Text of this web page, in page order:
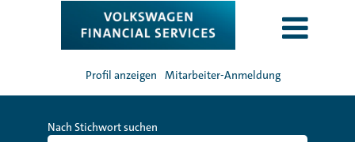
Profil anzeigen Mitarbeiter-Anmeldung
Nach Stichwort suchen